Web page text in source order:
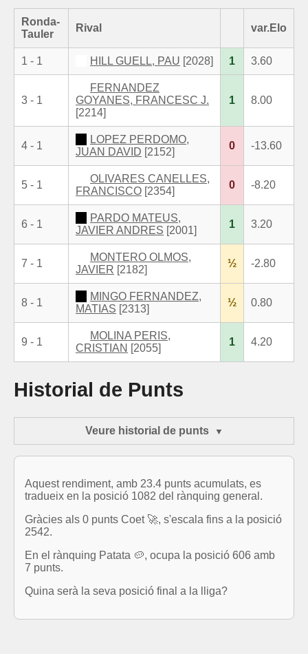
Ronda-
Tauler
Rival var.Elo
1 - 1 HILL GUELL, PAU [2028] 1 3.60
3 - 1
FERNANDEZ
GOYANES, FRANCESC J.
[2214]
1 8.00
4 - 1
LOPEZ PERDOMO,
JUAN DAVID [2152]
0 -13.60
5 - 1
OLIVARES CANELLES,
FRANCISCO [2354]
0 -8.20
6 - 1
PARDO MATEUS,
JAVIER ANDRES [2001]
1 3.20
7 - 1
MONTERO OLMOS,
JAVIER [2182]
½ -2.80
8 - 1
MINGO FERNANDEZ,
MATIAS [2313]
½ 0.80
9 - 1
MOLINA PERIS,
CRISTIAN [2055]
1 4.20
Historial de Punts
Veure historial de punts
Aquest rendiment, amb 23.4 punts acumulats, es
tradueix en la posició 1082 del rànquing general.
Gràcies als 0 punts Coet 🚀, s'escala fins a la posició
2542.
En el rànquing Patata 🥔, ocupa la posició 606 amb
7 punts.
Quina serà la seva posició final a la lliga?